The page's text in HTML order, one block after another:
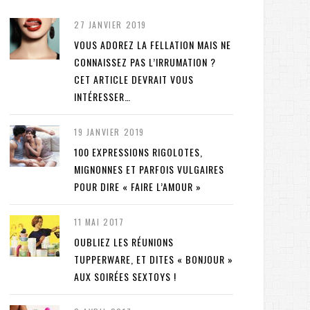
27 JANVIER 2019
VOUS ADOREZ LA FELLATION MAIS NE
CONNAISSEZ PAS L’IRRUMATION ?
CET ARTICLE DEVRAIT VOUS
INTÉRESSER…
19 JANVIER 2019
100 EXPRESSIONS RIGOLOTES,
MIGNONNES ET PARFOIS VULGAIRES
POUR DIRE « FAIRE L’AMOUR »
11 MAI 2017
OUBLIEZ LES RÉUNIONS
TUPPERWARE, ET DITES « BONJOUR »
AUX SOIRÉES SEXTOYS !